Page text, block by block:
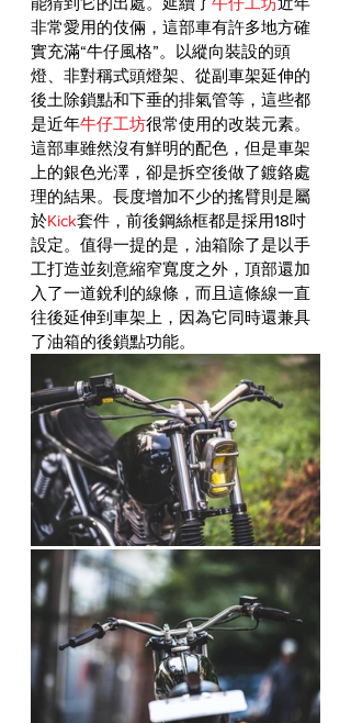
非常愛用的伎倆，這部車有許多地方確
實充滿“牛仔風格”。以縱向裝設的頭
燈、非對稱式頭燈架、從副車架延伸的
後土除鎖點和下垂的排氣管等，這些都
是近年牛仔工坊很常使用的改裝元素。
這部車雖然沒有鮮明的配色，但是車架
上的銀色光澤，卻是拆空後做了鍍鉻處
理的結果。長度增加不少的搖臂則是屬
於Kick套件，前後鋼絲框都是採用18吋
設定。值得一提的是，油箱除了是以手
工打造並刻意縮窄寬度之外，頂部還加
入了一道銳利的線條，而且這條線一直
往後延伸到車架上，因為它同時還兼具
了油箱的後鎖點功能。